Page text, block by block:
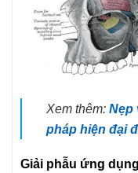
Xem thêm: Nẹp
pháp hiện đại
Giải phẫu ứng